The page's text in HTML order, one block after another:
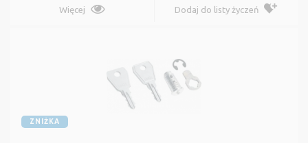
Więcej Dodaj do listy życzeń
ZNIŻKA